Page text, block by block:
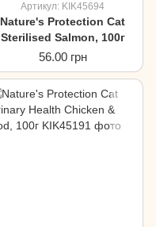
Артикул: KIK45694
Nature's Protection Cat
Sterilised Salmon, 100г
56.00 грн